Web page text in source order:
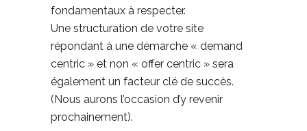
fondamentaux à respecter.
Une structuration de votre site
répondant à une démarche « demand
centric » et non « offer centric » sera
également un facteur clé de succès.
(Nous aurons l’occasion d’y revenir
prochainement).